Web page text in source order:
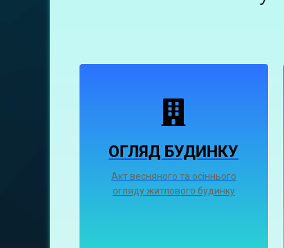
ОГЛЯД БУДИНКУ
Акт весняного та осіннього
огляду житлового будинку